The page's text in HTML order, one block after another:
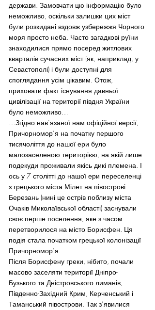
держави. Замовчати цю інформацію було
неможливо, оскільки залишки цих міст
були розкидані вздовж узбережжя Чорного
моря просто неба. Часто загадкові руїни
знаходилися прямо посеред житлових
кварталів сучасних міст (як, наприклад, у
Севастополі) і були доступні для
споглядання усім цікавим. Отож,
приховати факт існування давньої
цивілізації на території півдня України
було неможливо…
…Згідно нав’язаної нам офіційної версії,
Причорномор’я на початку першого
тисячоліття до нашої ери було
малозаселеною територією, на якій лише
подекуди проживали якісь дикі племена. І
ось у 7 столітті до нашої ери переселенці
з грецького міста Мілет на півострові
Березань (нині це острів поблизу міста
Очаків Миколаївської області) заснували
своє перше поселення, яке з часом
перетворилося на місто Борисфен. Ця
подія стала початком грецької колонізації
Причорномор’я.
Після Борисфену греки, нібито, почали
масово заселяти території Дніпро-
Бузького та Дністровського лиманів,
Південно-Західний Крим, Керченський і
Таманський півострови. Так з’явилися